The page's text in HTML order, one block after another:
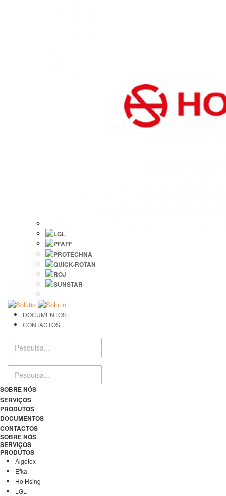
DOCUMENTOS
CONTACTOS
SOBRE NÓS
SERVIÇOS
PRODUTOS
DOCUMENTOS
CONTACTOS
SOBRE NÓS
SERVIÇOS
PRODUTOS
Algotex
Efka
Ho Hsing
LGL